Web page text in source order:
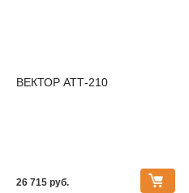
ВЕКТОР АТТ-210
26 715 pуб.